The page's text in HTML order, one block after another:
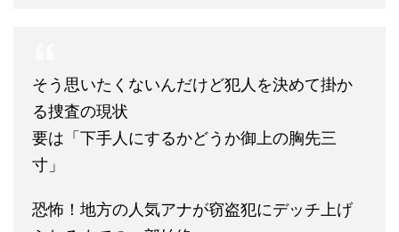
そう思いたくないんだけど犯人を決めて掛か
る捜査の現状
要は「下手人にするかどうか御上の胸先三
寸」
恐怖！地方の人気アナが窃盗犯にデッチ上げ